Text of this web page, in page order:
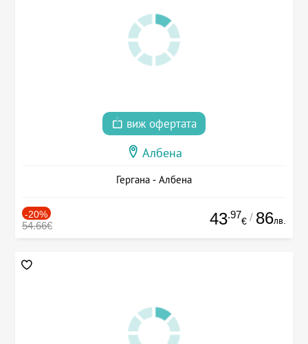
виж офертата
Албена
Гергана - Албена
-20%
54.66€ 43.97
€ / 86лв.